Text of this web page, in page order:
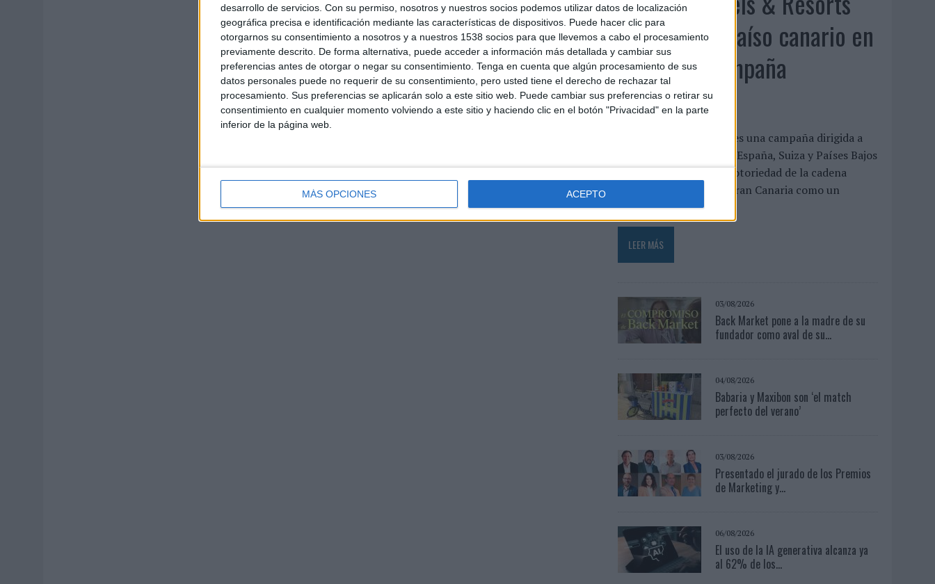
desarrollo de servicios. Con su permiso, nosotros y nuestros socios podemos utilizar datos de localización
geográfica precisa e identificación mediante las características de dispositivos. Puede hacer clic para
otorgarnos su consentimiento a nosotros y a nuestros 1538 socios para que llevemos a cabo el procesamiento
previamente descrito. De forma alternativa, puede acceder a información más detallada y cambiar sus
preferencias antes de otorgar o negar su consentimiento. Tenga en cuenta que algún procesamiento de sus
datos personales puede no requerir de su consentimiento, pero usted tiene el derecho de rechazar tal
procesamiento. Sus preferencias se aplicarán solo a este sitio web. Puede cambiar sus preferencias o retirar su
consentimiento en cualquier momento volviendo a este sitio y haciendo clic en el botón "Privacidad" en la parte
inferior de la página web.
MÁS OPCIONES ACEPTO
acerca el paraíso canario en
su última campaña
internacional
‘El paraíso, más cerca’ es una campaña dirigida a
Reino Unido, Alemania, España, Suiza y Países Bajos
que busca reforzar la notoriedad de la cadena
hotelera y posicionar Gran Canaria como un
destino...
LEER MÁS
03/08/2026
Back Market pone a la madre de su
fundador como aval de su...
04/08/2026
Babaria y Maxibon son ‘el match
perfecto del verano’
03/08/2026
Presentado el jurado de los Premios
de Marketing y...
06/08/2026
El uso de la IA generativa alcanza ya
al 62% de los...